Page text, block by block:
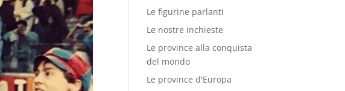
Le figurine parlanti
Le nostre inchieste
Le province alla conquista
del mondo
Le province d'Europa